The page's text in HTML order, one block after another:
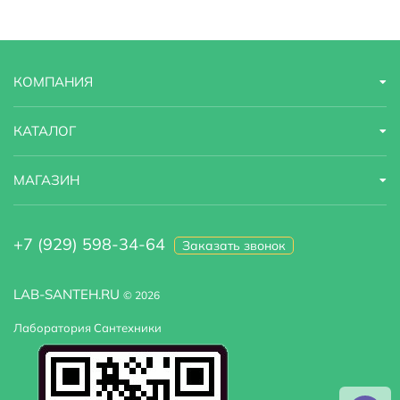
Область применения
Оснащение
Стилистика дизайна современный
Тип смеситель
LAB-SANTEH.RU © 2026
Лаборатория Сантехники
КОМПАНИЯ
КАТАЛОГ
МАГАЗИН
+7 (929) 598-34-64 Заказать звонок